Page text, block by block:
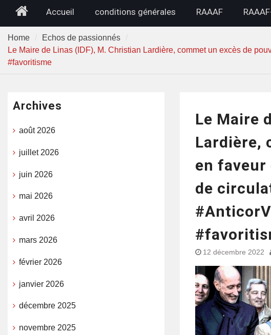
HomeAccueil conditions générales RAAAF
Home
Echos de passionnés
Le Maire de Linas (IDF), M. Christian Lardière, commet un excès de
#favoritisme
Le Maire
Lardière,
en
de
12 décembre 2022
Archives
août 2026
juillet 2026
juin 2026
mai 2026
avril 2026
mars 2026
février 2026
janvier 2026
décembre 2025
novembre 2025